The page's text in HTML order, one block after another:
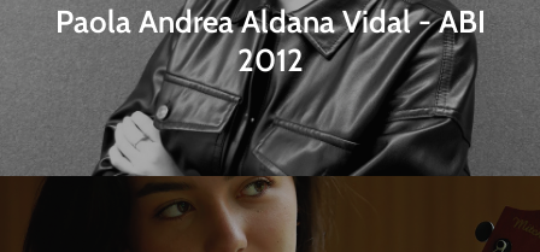
Paola Andrea Aldana Vidal - ABI
2012